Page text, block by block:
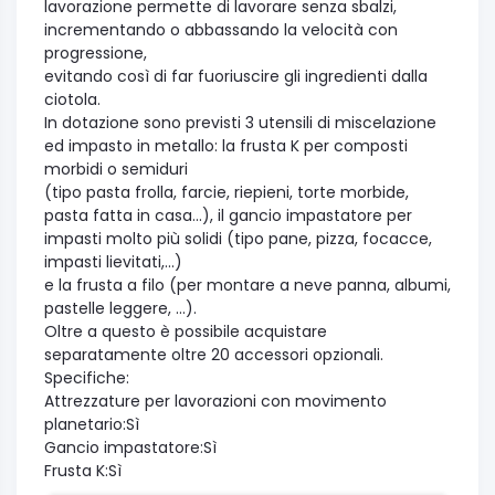
lavorazione permette di lavorare senza sbalzi,
incrementando o abbassando la velocità con
progressione,
evitando così di far fuoriuscire gli ingredienti dalla
ciotola.
In dotazione sono previsti 3 utensili di miscelazione
ed impasto in metallo: la frusta K per composti
morbidi o semiduri
(tipo pasta frolla, farcie, riepieni, torte morbide,
pasta fatta in casa...), il gancio impastatore per
impasti molto più solidi (tipo pane, pizza, focacce,
impasti lievitati,...)
e la frusta a filo (per montare a neve panna, albumi,
pastelle leggere, ...).
Oltre a questo è possibile acquistare
separatamente oltre 20 accessori opzionali.
Specifiche:
Attrezzature per lavorazioni con movimento
planetario:Sì
Gancio impastatore:Sì
Frusta K:Sì